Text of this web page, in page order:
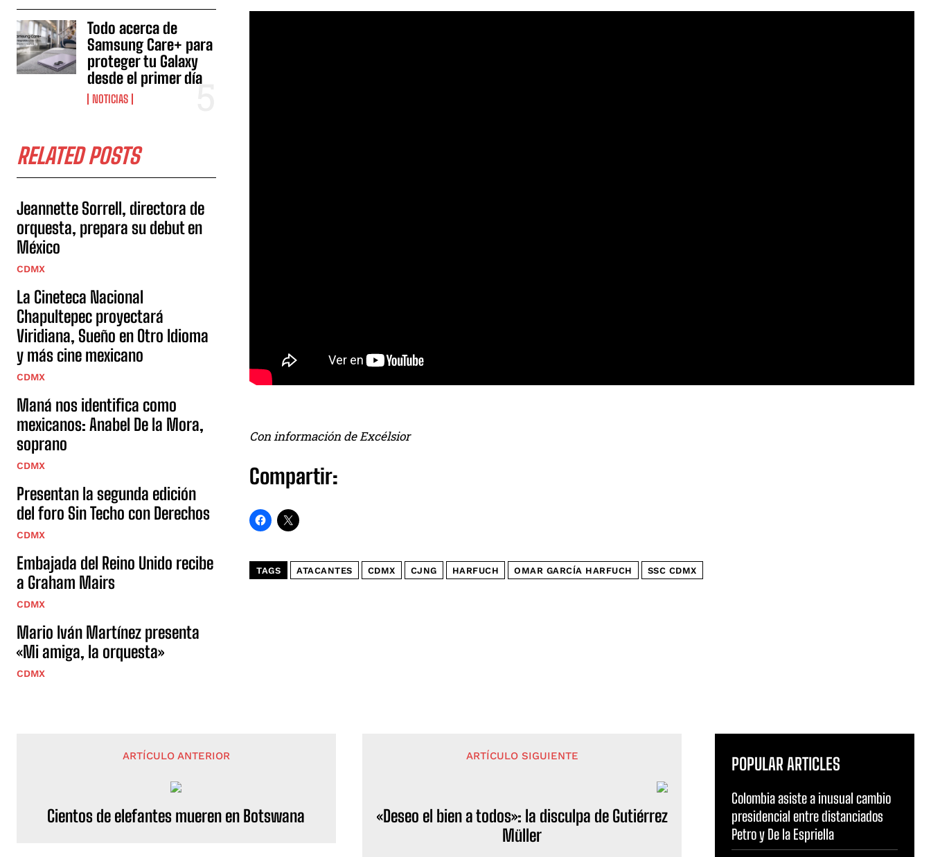
Todo acerca de
Samsung Care+ para
proteger tu Galaxy
desde el primer día
NOTICIAS
RELATED POSTS
Jeannette Sorrell, directora de
orquesta, prepara su debut en
México
CDMX
La Cineteca Nacional
Chapultepec proyectará
Viridiana, Sueño en Otro Idioma
y más cine mexicano
CDMX
Maná nos identifica como
mexicanos: Anabel De la Mora,
soprano
CDMX
Presentan la segunda edición
del foro Sin Techo con Derechos
CDMX
Embajada del Reino Unido recibe
a Graham Mairs
CDMX
Mario Iván Martínez presenta
«Mi amiga, la orquesta»
CDMX
Con información de Excélsior
Compartir:
TAGS ATACANTES CDMX CJNG HARFUCH OMAR GARCÍA HARFUCH SSC CDMX
ARTÍCULO ANTERIOR
Cientos de elefantes mueren en Botswana
ARTÍCULO SIGUIENTE
«Deseo el bien a todos»: la disculpa de Gutiérrez
Müller
POPULAR ARTICLES
Colombia asiste a inusual cambio
presidencial entre distanciados
Petro y De la Espriella